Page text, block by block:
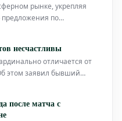
рынке, укрепляя
по
миллионов евро и
дал свое согласие на
решен
несчастливы
отличается от
этом заявил бывший
Демократической
после матча с